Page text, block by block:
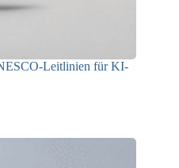
Leitlinien für KI-